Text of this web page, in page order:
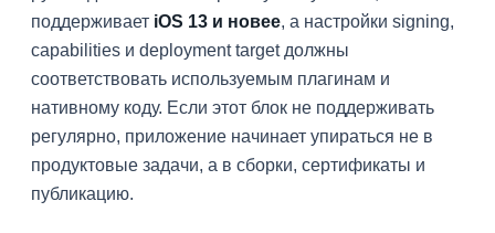
поддерживает iOS 13 и новее, а настройки signing,
capabilities и deployment target должны
соответствовать используемым плагинам и
нативному коду. Если этот блок не поддерживать
регулярно, приложение начинает упираться не в
продуктовые задачи, а в сборки, сертификаты и
публикацию.